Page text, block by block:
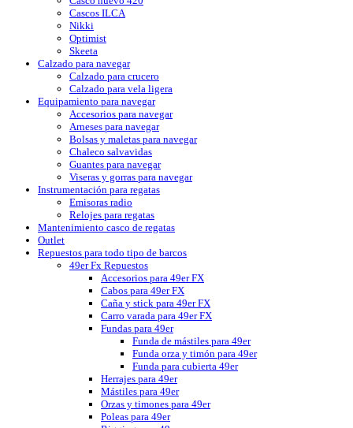
Cascos ILCA
Nikki
Optimist
Skeeta
Calzado para navegar
Calzado para crucero
Calzado para vela ligera
Equipamiento para navegar
Accesorios para navegar
Arneses para navegar
Bolsas y maletas para navegar
Chaleco salvavidas
Guantes para navegar
Viseras y gorras para navegar
Instrumentación para regatas
Emisoras radio
Relojes para regatas
Mantenimiento casco de regatas
Outlet
Repuestos para todo tipo de barcos
49er Fx Repuestos
Accesorios para 49er FX
Cabos para 49er FX
Caña y stick para 49er FX
Carro varada para 49er FX
Fundas para 49er
Funda de mástiles para 49er
Funda orza y timón para 49er
Funda para cubierta 49er
Herrajes para 49er
Mástiles para 49er
Orzas y timones para 49er
Poleas para 49er